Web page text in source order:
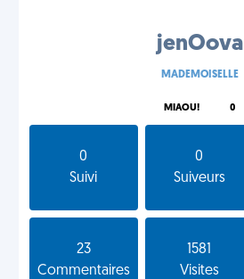
jenOova
MADEMOISELLE
MIAOU! 0
0
Suivi
0
Suiveurs
23
Commentaires
1581
Visites